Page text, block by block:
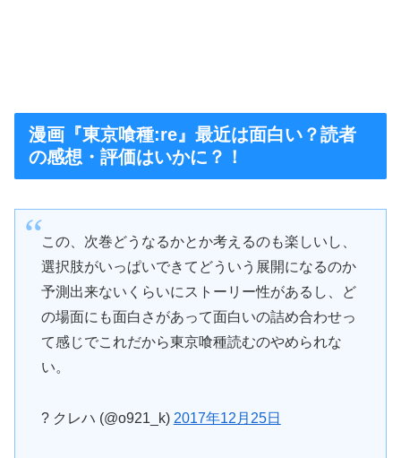
漫画『東京喰種:re』最近は面白い？読者
の感想・評価はいかに？！
この、次巻どうなるかとか考えるのも楽しいし、
選択肢がいっぱいできてどういう展開になるのか
予測出来ないくらいにストーリー性があるし、ど
の場面にも面白さがあって面白いの詰め合わせっ
て感じでこれだから東京喰種読むのやめられな
い。
? クレハ (@o921_k) 2017年12月25日